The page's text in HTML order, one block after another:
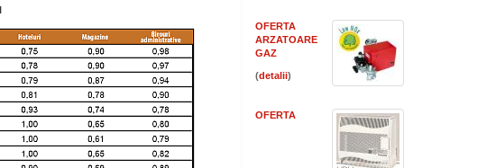
OFERTA
ARZATOARE
GAZ
( )
OFERTA